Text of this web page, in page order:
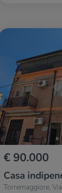
€ 90.000
Casa
Torremaggiore,